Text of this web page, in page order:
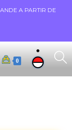
A PARTIR DE
0